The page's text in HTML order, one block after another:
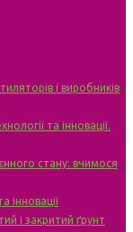
і виробників
та інновації.
стану: вчимося
інновації
і закритий ґрунт